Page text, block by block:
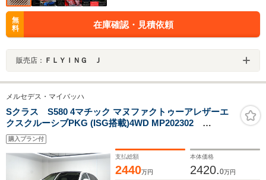
無
料
在庫確認・見積依頼
販売店： ＦＬＹＩＮＧ Ｊ
メルセデス・マイバッハ
Sクラス S580 4マチック マヌファクトゥーアレザーエ
クスクルーシブPKG (ISG搭載)4WD MP202302
OP754 クリスタルホワイト/シルバーグレー内装
MANUFAKTURレザーエクスクルーシブ ブルメスター
ハイエンド4Dサラウンド マジックビジョンコントロー
ル クリスタルホワイトルーフライナー クーリングボ
購入プラン付
支払総額
2440万円
本体価格
2420.0万円